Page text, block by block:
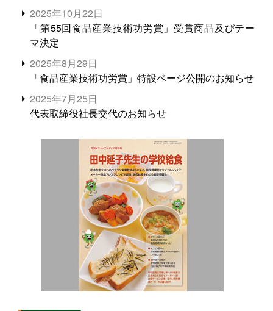
2025年10月22日
「第55回食品産業技術功労賞」受賞商品及びテー
マ決定
2025年8月29日
「食品産業技術功労賞」特設ページ公開のお知らせ
2025年7月25日
代表取締役社長交代のお知らせ